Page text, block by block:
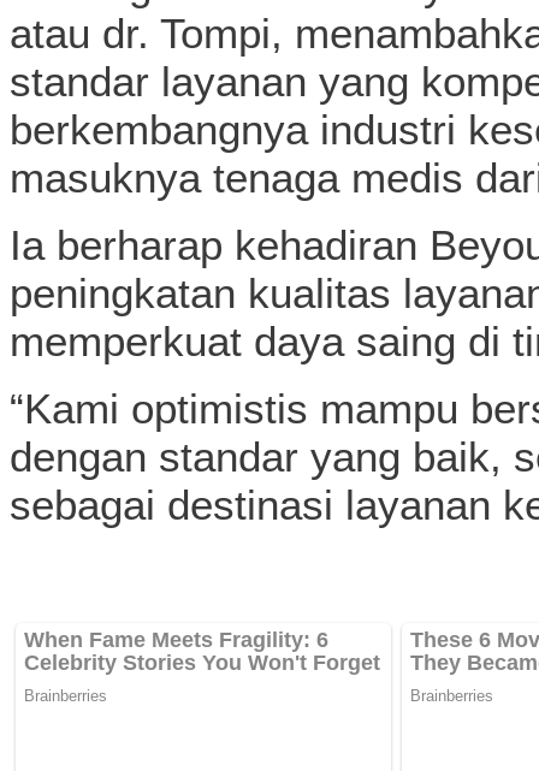
atau dr. Tompi,
standar layanan yang
berkembangnya industri
masuknya tenaga medis
Ia berharap kehadiran
peningkatan kualitas
memperkuat daya saing di
“Kami optimistis mampu
dengan standar yang baik,
sebagai destinasi layanan